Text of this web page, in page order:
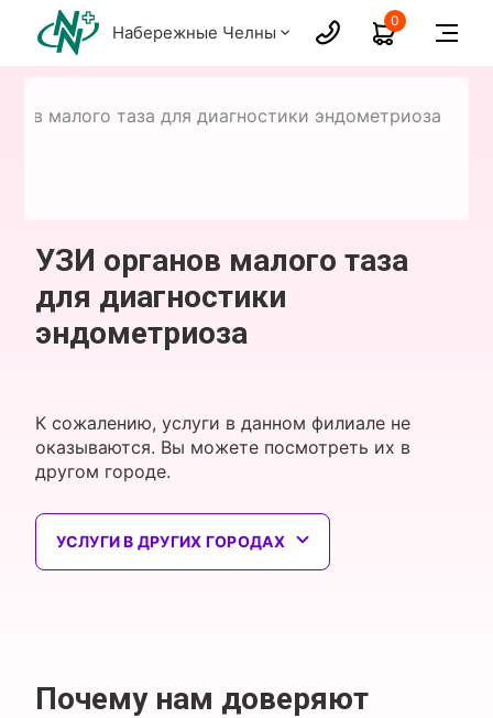
Набережные Челны
0
малого таза для диагностики эндометриоза
УЗИ органов малого таза
для диагностики
эндометриоза
К сожалению, услуги в данном филиале не
оказываются. Вы можете посмотреть их в
другом городе.
УСЛУГИ В ДРУГИХ ГОРОДАХ
Почему нам доверяют